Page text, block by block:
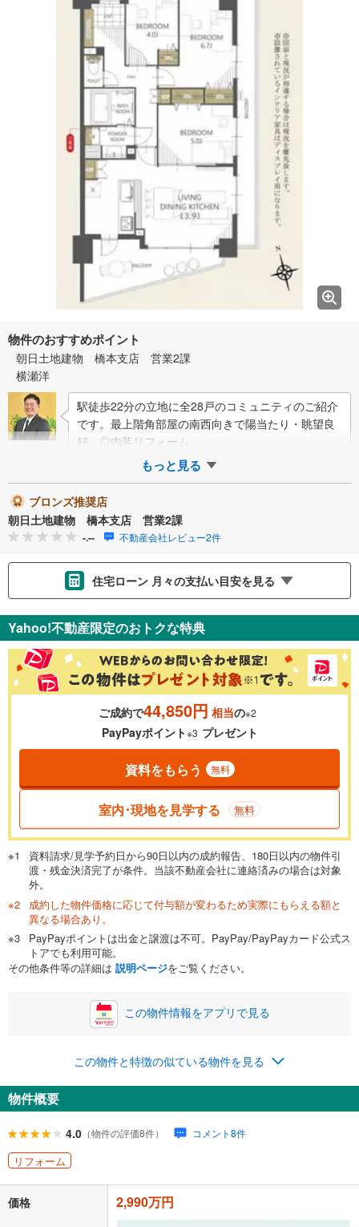
物件のおすすめポイント
朝日土地建物 橋本支店 営業2課
横瀬洋
駅徒歩22分の立地に全28戸のコミュニティのご紹介
です。最上階角部屋の南西向きで陽当たり・眺望良
好。◎内装リフォーム
もっと見る
ブロンズ推奨店
朝日土地建物 橋本支店 営業2課
-.-- 不動産会社レビュー2件
住宅ローン 月々の支払い目安を見る
金利 ％
0.01%
一般的には最長35年まで借り入れ可能です。多くの金融機関
が完済時の年齢は80歳までを条件としています。
閉じる
頭金 万円
0万円 2,990万円
自己資金から住宅購入にかけられる金額を入力してくださ
い。一般的には物件価格の2割までが目安です。
閉じる
ボーナス
万円
0円
ナス時の増額分（1回分）を入力してください。
ボーナス払いの限度額は金融機関によって異なります。
閉じる
月々の返済額
ローン返済額 77,616円（頭金比率 0%）
「金利」については、ご利用を予定されている金融機関等にご確認の
上、ご自身での入力をお願いいたします。初期設定で自動入力されてい
Yahoo!不動産限定のおトクな特典
ご成約で44,850円 相当の※2
PayPayポイント※3 プレゼント
資料をもらう 無料
室内･現地を見学する 無料
資料請求/見学予約日から90日以内の成約報告、180日以内の物件引
渡・残金決済完了が条件。当該不動産会社に連絡済みの場合は対象
外。
成約した物件価格に応じて付与額が変わるため実際にもらえる額と
異なる場合あり。
PayPayポイントは出金と譲渡は不可。PayPay/PayPayカード公式ス
トアでも利用可能。
その他条件等の詳細は 説明ページをご覧ください。
この物件情報をアプリで見る
この物件と特徴の似ている物件を見る
物件概要
4.0 （物件の評価8件） コメント8件
リフォーム
価格 2,990万円